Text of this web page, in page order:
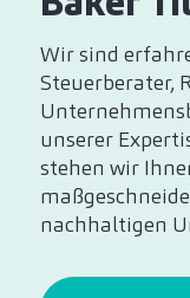
Wir sind
Steuerberater,
unserer
stehen wir
nachhaltigen